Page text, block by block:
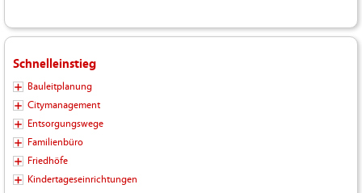
Schnelleinstieg
Bauleitplanung
Citymanagement
Entsorgungswege
Familienbüro
Friedhöfe
Kindertageseinrichtungen